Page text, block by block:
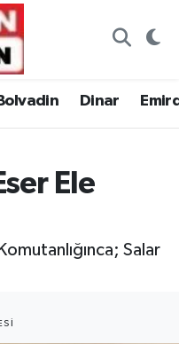
Bolvadin Dinar
Ele
Salar
Fikstür